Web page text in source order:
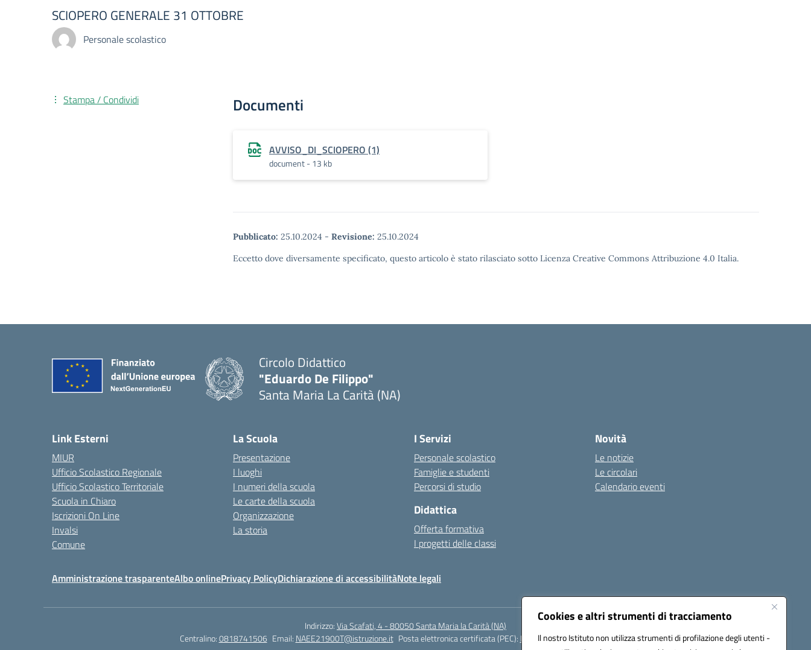
Cookies e altri strumenti di tracciamento
Il nostro Istituto non utilizza strumenti di profilazione degli utenti -
SCIOPERO GENERALE 31 OTTOBRE
Personale scolastico
Documenti
AVVISO_DI_SCIOPERO (1)
document - 13 kb
Pubblicato: 25.10.2024 - Revisione: 25.10.2024
Eccetto dove diversamente specificato, questo articolo è stato rilasciato sotto Licenza Creative Commons Attribuzione 4.0 Italia.
Stampa / Condividi
Circolo Didattico
"Eduardo De Filippo"
Santa Maria La Carità (NA)
Link Esterni
MIUR
Ufficio Scolastico Regionale
Ufficio Scolastico Territoriale
Scuola in Chiaro
Iscrizioni On Line
Invalsi
Comune
La Scuola
Presentazione
I luoghi
I numeri della scuola
Le carte della scuola
Organizzazione
La storia
I Servizi
Personale scolastico
Famiglie e studenti
Percorsi di studio
Didattica
Offerta formativa
I progetti delle classi
Novità
Le notizie
Le circolari
Calendario eventi
Amministrazione trasparenteAlbo onlinePrivacy PolicyDichiarazione di accessibilitàNote legali
Indirizzo:Via Scafati, 4 - 80050 Santa Maria la Carità (NA)
Centralino:0818741506 Email: NAEE21900T@istruzione.it Posta elettronica certificata (PEC): NAEE21900T@pec.istruzione.it